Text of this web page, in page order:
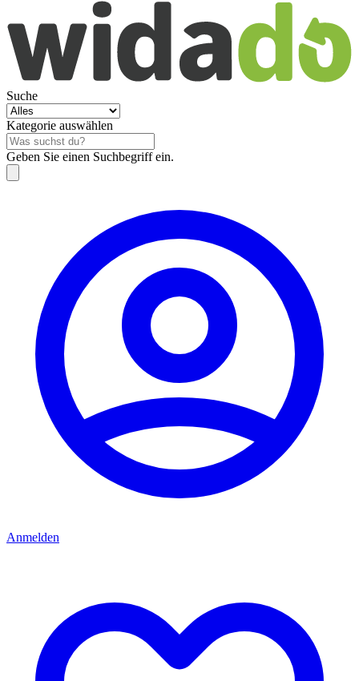
Suche
Kategorie auswählen
Geben Sie einen Suchbegriff ein.
Anmelden